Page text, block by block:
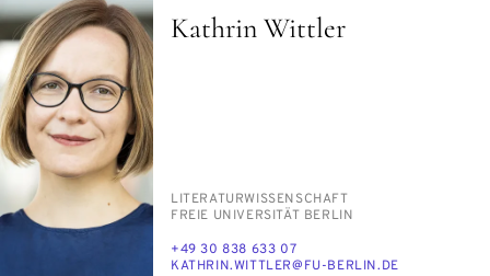
Kathrin Wittler
PERSON_RESEARCH_SUBJECT
LI­TE­RA­TUR­WIS­SEN­SCHAFT
INSTITUTION
FREIE UNI­VER­SI­TÄT BER­LIN
TELEFON
+49 30 838 633 07
E-
KATH­RIN.WITT­LER@FU-BER­LIN.DE